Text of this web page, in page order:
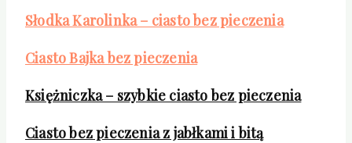
Słodka Karolinka – ciasto bez pieczenia
Ciasto Bajka bez pieczenia
Księżniczka – szybkie ciasto bez pieczenia
Ciasto bez pieczenia z jabłkami i bitą